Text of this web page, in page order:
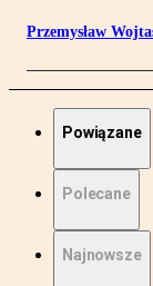
Przemysław
Powiązane
Polecane
Najnowsze